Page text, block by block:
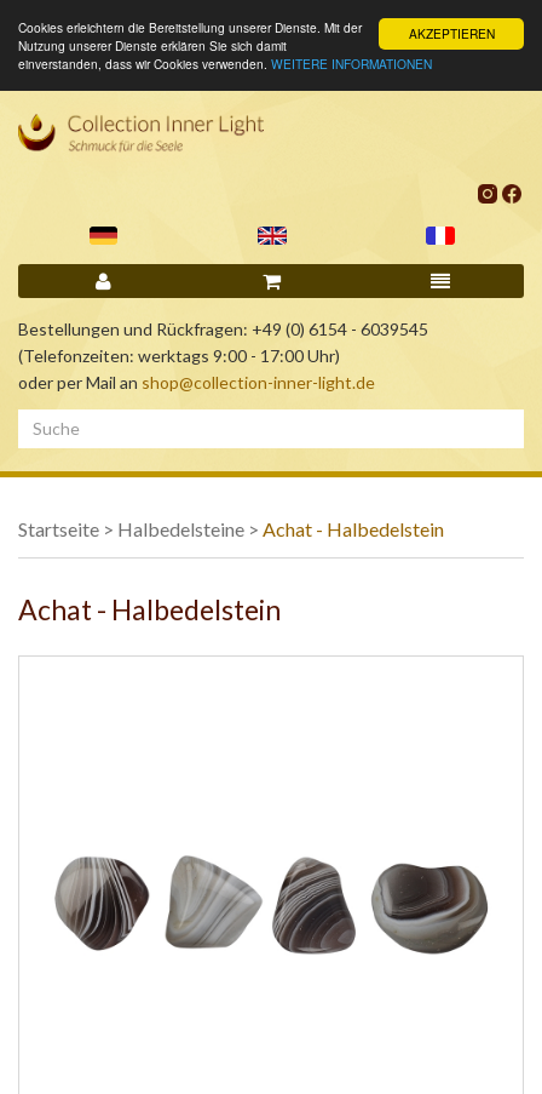
AKZEPTIEREN
Cookies erleichtern die Bereitstellung unserer Dienste. Mit der
Nutzung unserer Dienste erklären Sie sich damit
einverstanden, dass wir Cookies verwenden. WEITERE INFORMATIONEN
Bestellungen und Rückfragen: +49 (0) 6154 - 6039545
(Telefonzeiten: werktags 9:00 - 17:00 Uhr)
oder per Mail an shop@collection-inner-light.de
Startseite > Halbedelsteine > Achat - Halbedelstein
Achat - Halbedelstein